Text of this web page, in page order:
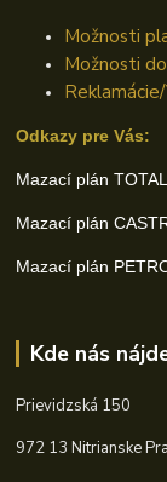
Možnosti
Možnosti
Odkazy pre Vás:
Mazací plán TOTAL
Mazací plán
Mazací plán
Kde nás
Prievidzská 150
972 13 Nitrianske